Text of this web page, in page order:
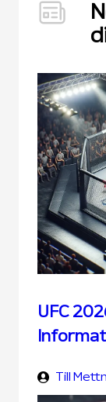
UFC
Till